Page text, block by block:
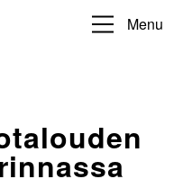
Menu